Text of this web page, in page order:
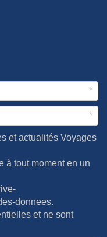
*
*
et actualités Voyages
à tout moment en un
donnees.
et ne sont